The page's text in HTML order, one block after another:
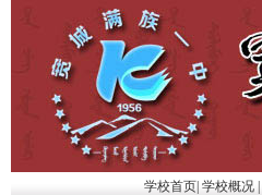
学校首页| 学校概况|